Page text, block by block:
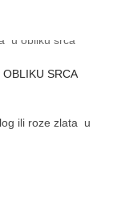
SRCA
ili roze zlata u